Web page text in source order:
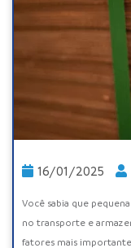
16/01/2025
Você sabia que
no transporte e
fatores mais